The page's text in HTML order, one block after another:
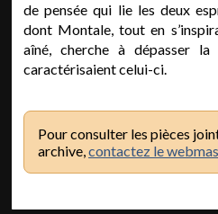
de pensée qui lie les deux
dont Montale, tout en
aîné, cherche à dépasser
caractérisaient celui-ci.
Pour consulter les pièces
archive,contactez le